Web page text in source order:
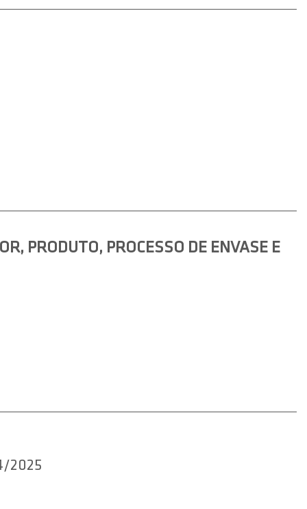
PRODUTO, PROCESSO DE ENVASE E
2025